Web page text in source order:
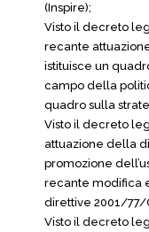
(Inspire);
Visto il decreto
recante
istituisce un
campo della
quadro sulla
Visto il decreto
attuazione della
promozione
recante modifica
direttive 2001/77/
Visto il decreto